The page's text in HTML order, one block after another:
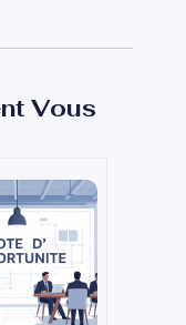
Vous